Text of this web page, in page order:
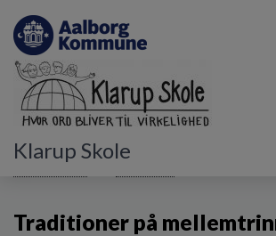
Klarup Skole
Undervisning
Traditioner på